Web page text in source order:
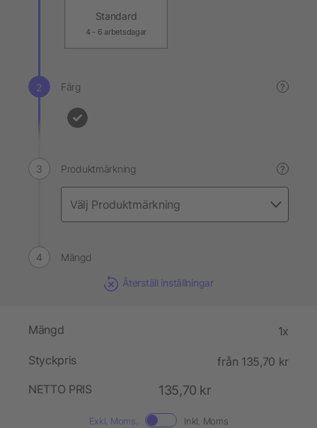
Standard
4 - 6 arbetsdagar
Färg ?
Produktmärkning ?
Mängd
Återställ inställningar
Mängd 1x
Styckpris
från 135,70 kr
NETTO PRIS
135,70 kr
Exkl. Moms. Inkl. Moms